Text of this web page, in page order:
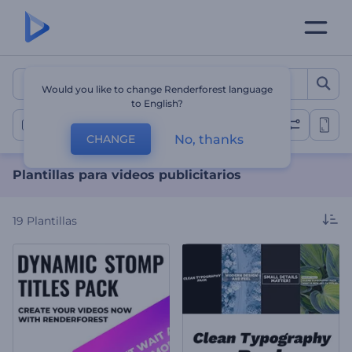
Plantillas para videos
Plantillas de anuncios en video
Plantillas para videos publicitarios
19 Plantillas
Would you like to change Renderforest language
to English?
CHANGE No, thanks